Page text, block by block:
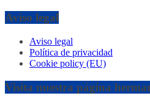
Aviso legal
Aviso legal
Política de privacidad
Cookie policy (EU)
Visita nuestra página